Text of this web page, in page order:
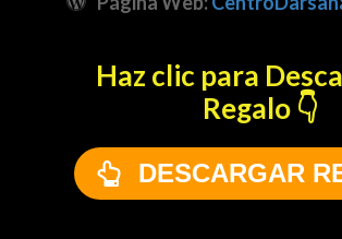
Haz clic para
Regalo 👇
DESCARGAR